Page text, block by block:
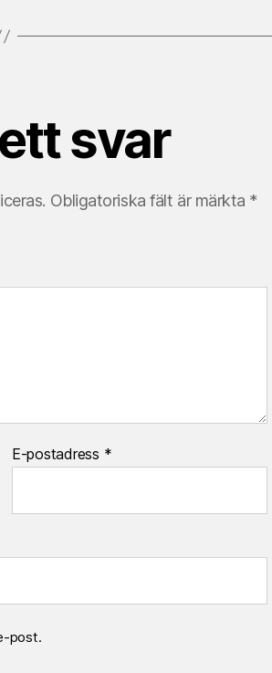
svar
Obligatoriska fält är märkta *
E-postadress *
post.